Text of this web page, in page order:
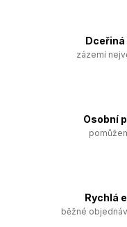
zázemí
Osobní
Rychlá
běžné